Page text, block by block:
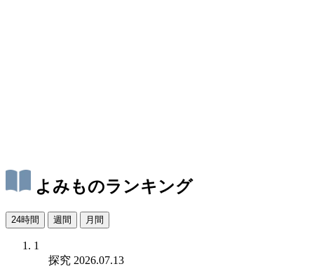
よみものランキング
24時間 週間 月間
1
探究 2026.07.13